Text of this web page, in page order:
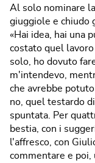
Al solo nominare
giuggiole e chiudo
«Hai idea, hai una
costato quel lavoro
solo, ho dovuto
m'intendevo,
che avrebbe
no, quel testardo
spuntata. Per
bestia, con i
l'affresco, con
commentare e poi,